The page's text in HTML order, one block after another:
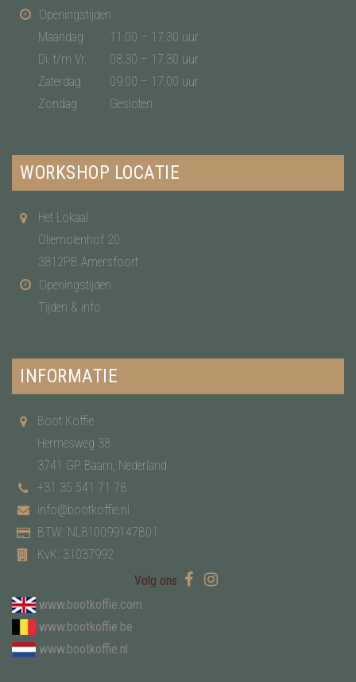
Openingstijden
Maandag
11.00 – 17.30 uur
Di. t/m Vr.
08.30 – 17.30 uur
Zaterdag
09.00 – 17.00 uur
Zondag
Gesloten
WORKSHOP LOCATIE
Het Lokaal
Oliemolenhof 20
3812PB Amersfoort
Openingstijden
Tijden & info
INFORMATIE
Boot Koffie
Hermesweg 38
3741 GP Baarn, Nederland
+31 35 541 71 78
info@bootkoffie.nl
BTW: NL810099147B01
KvK: 31037992
Volg ons
www.bootkoffie.com
www.bootkoffie.be
www.bootkoffie.nl